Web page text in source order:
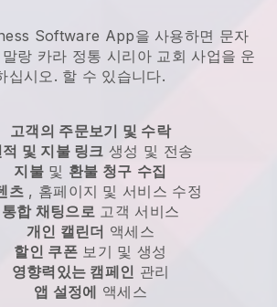
Software App을 사용하면 문자
말랑 카라 정통 시리아 교회 사업을 운
십시오. 할 수 있습니다.
고객의 주문보기 및 수락
적 및 지불 링크 생성 및 전송
지불 및 환불 청구 수집
츠, 홈페이지 및 서비스 수정
통합 채팅으로 고객 서비스
개인 캘린더 액세스
할인 쿠폰 보기 및 생성
영향력있는 캠페인 관리
앱 설정에 액세스